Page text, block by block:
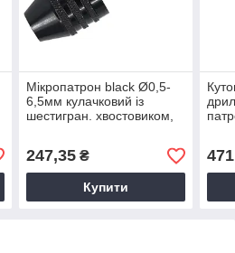
Мікропатрон black Ø0,5-
6,5мм кулачковий із
шестигран. хвостовиком,
247,35₴
Купити